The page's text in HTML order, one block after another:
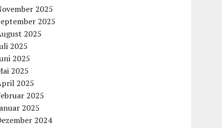
2025
2025
2025
2025
2025
2025
2025
2025
2025
2024